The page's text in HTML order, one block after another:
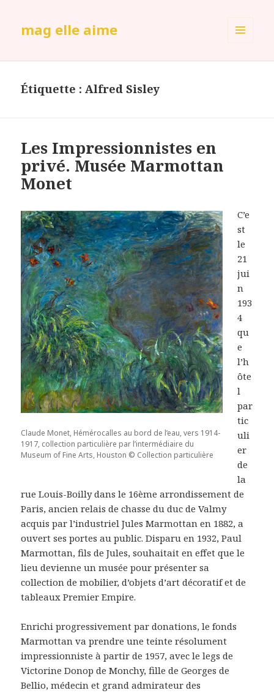
mag elle aime
Étiquette :Alfred Sisley
Les Impressionnistes en
privé. Musée Marmottan
Monet
Claude Monet, Hémérocalles au bord de l’eau, vers 1914-
1917, collection particulière par l’intermédiaire du
Museum of Fine Arts, Houston © Collection particulière
C’e
st
le
21
jui
n
193
4
qu
e
l’h
ôte
l
par
tic
uli
er
de
la
rue Louis-Boilly dans le 16ème arrondissement de
Paris, ancien relais de chasse du duc de Valmy
acquis par l’industriel Jules Marmottan en 1882, a
ouvert ses portes au public. Disparu en 1932, Paul
Marmottan, fils de Jules, souhaitait en effet que le
lieu devienne un musée pour présenter sa
collection de mobilier, d’objets d’art décoratif et de
tableaux Premier Empire.
Enrichi progressivement par donations, le fonds
Marmottan va prendre une teinte résolument
impressionniste à partir de 1957, avec le legs de
Victorine Donop de Monchy, fille de Georges de
Bellio, médecin et grand admirateur des